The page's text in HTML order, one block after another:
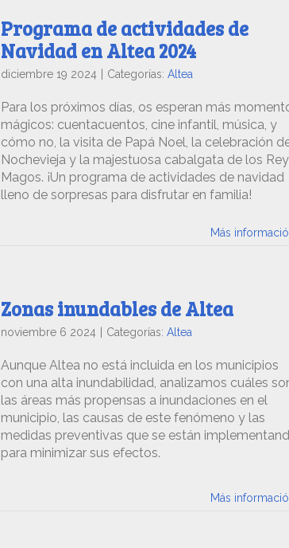
Programa de actividades de
Navidad en Altea 2024
diciembre 19 2024 Categorías: Altea
Para los próximos días, os esperan más
mágicos: cuentacuentos, cine infantil, música, y
cómo no, la visita de Papá Noel, la celebración
Nochevieja y la majestuosa cabalgata de los
Magos. ¡Un programa de actividades de navidad
lleno de sorpresas para disfrutar en familia!
Más
Zonas inundables de Altea
noviembre 6 2024 Categorías: Altea
Aunque Altea no está incluida en los municipios
con una alta inundabilidad, analizamos cuáles
las áreas más propensas a inundaciones en el
municipio, las causas de este fenómeno y las
medidas preventivas que se están
para minimizar sus efectos.
Más